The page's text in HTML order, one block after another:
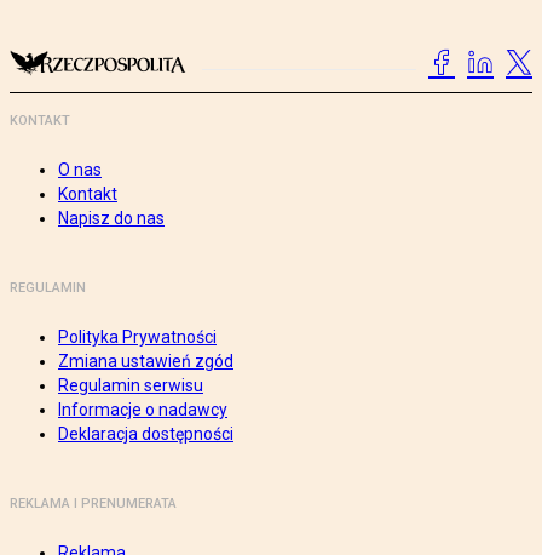
KONTAKT
O nas
Kontakt
Napisz do nas
REGULAMIN
Polityka Prywatności
Zmiana ustawień zgód
Regulamin serwisu
Informacje o nadawcy
Deklaracja dostępności
REKLAMA I PRENUMERATA